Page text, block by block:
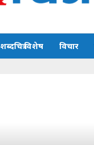
शब्दचित्र विशेष विचार